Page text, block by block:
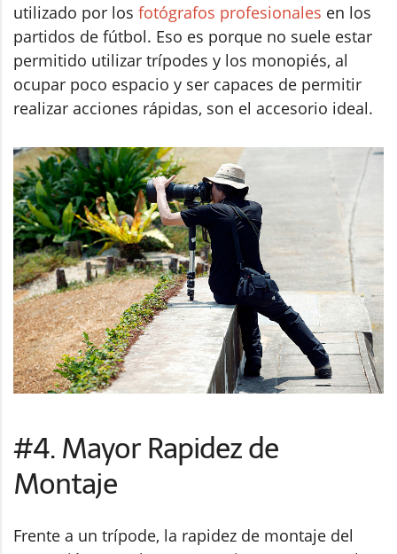
utilizado por los fotógrafos profesionales en los
partidos de fútbol. Eso es porque no suele estar
permitido utilizar trípodes y los monopiés, al
ocupar poco espacio y ser capaces de permitir
realizar acciones rápidas, son el accesorio ideal.
#4. Mayor Rapidez de
Montaje
Frente a un trípode, la rapidez de montaje del